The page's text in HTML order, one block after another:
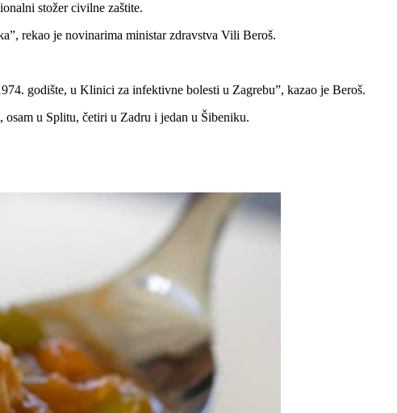
stožer civilne zaštite.
rekao je novinarima ministar zdravstva Vili Beroš.
godište, u Klinici za infektivne bolesti u Zagrebu”, kazao je Beroš.
u Splitu, četiri u Zadru i jedan u Šibeniku.